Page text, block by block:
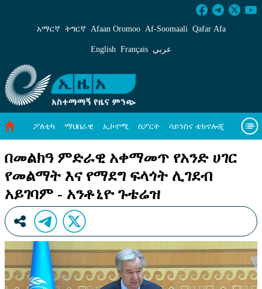
በመልክዓ ምድራዊ አቀማመጥ የአንድ ሀገር የመልማት
አማርኛ ትግርኛ Afaan Oromoo Af‑Soomaali Qafar Afa
English Français عربي
ፖለቲካ ማህበራዊ ኢኮኖሚ ስፖርት ሳይንስና ቴክኖሎጂ
መጽሔት ስለ እኛ
በመልክዓ ምድራዊ አቀማመጥ የአንድ ሀገር
የመልማት እና የማደግ ፍላጎት ሊገደብ
አይገባም - አንቶኒዮ ጉቴሬዝ